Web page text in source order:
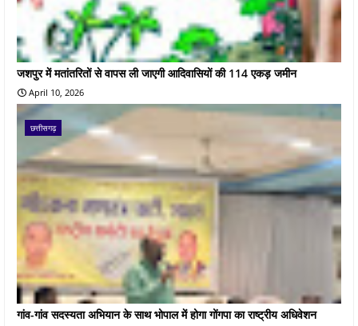
जशपुर में मतांतरितों से वापस ली जाएगी आदिवासियों की 114 एकड़ जमीन
April 10, 2026
छत्तीसगढ़
गांव-गांव सदस्यता अभियान के साथ भोपाल में होगा गोंगपा का राष्ट्रीय अधिवेशन